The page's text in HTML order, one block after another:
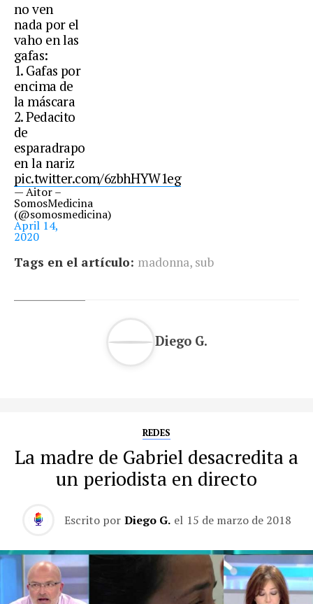
no ven
nada por el
vaho en las
gafas:
1. Gafas por
encima de
la máscara
2. Pedacito
de
esparadrapo
en la nariz
pic.twitter.com/6zbhHYW1eg
— Aitor –
SomosMedicina
(@somosmedicina)
April 14,
2020
Tags en el artículo: madonna, sub
Diego G.
REDES
La madre de Gabriel desacredita a
un periodista en directo
Escrito por Diego G. el 15 de marzo de 2018